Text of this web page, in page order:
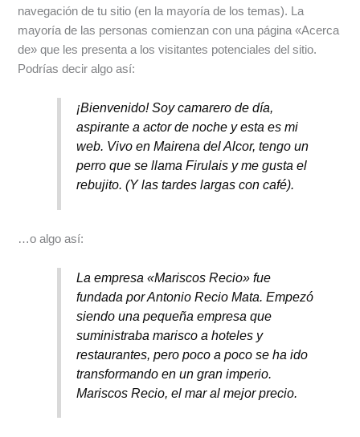
navegación de tu sitio (en la mayoría de los temas). La
mayoría de las personas comienzan con una página «Acerca
de» que les presenta a los visitantes potenciales del sitio.
Podrías decir algo así:
¡Bienvenido! Soy camarero de día,
aspirante a actor de noche y esta es mi
web. Vivo en Mairena del Alcor, tengo un
perro que se llama Firulais y me gusta el
rebujito. (Y las tardes largas con café).
…o algo así:
La empresa «Mariscos Recio» fue
fundada por Antonio Recio Mata. Empezó
siendo una pequeña empresa que
suministraba marisco a hoteles y
restaurantes, pero poco a poco se ha ido
transformando en un gran imperio.
Mariscos Recio, el mar al mejor precio.